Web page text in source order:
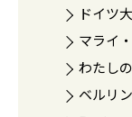
ドイツ
マライ
わたし
ベルリ